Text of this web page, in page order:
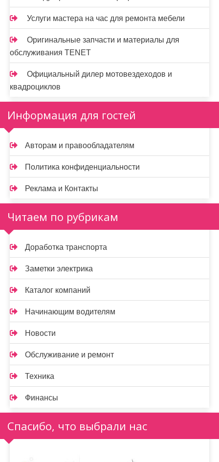
Услуги мастера на час для ремонта мебели
Оригинальные запчасти и материалы для
обслуживания TENET
Официальный дилер мотовездеходов и
квадроциклов
Информация для гостей
Авторам и правообладателям
Политика конфиденциальности
Реклама и Контакты
Читаем по рубрикам
Доработка транспорта
Заметки электрика
Каталог компаний
Начинающим водителям
Новости
Обслуживание и ремонт
Техника
Финансы
Спасибо, что выбрали нас